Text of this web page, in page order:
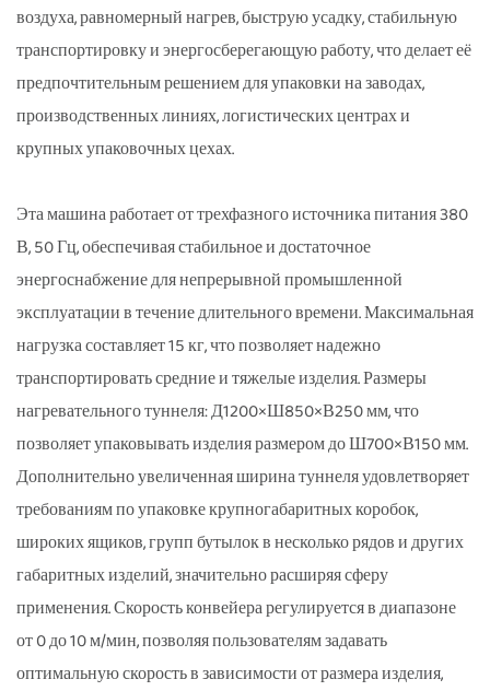
воздуха, равномерный нагрев, быструю усадку, стабильную
транспортировку и энергосберегающую работу, что делает её
предпочтительным решением для упаковки на заводах,
производственных линиях, логистических центрах и
крупных упаковочных цехах.
Эта машина работает от трехфазного источника питания 380
В, 50 Гц, обеспечивая стабильное и достаточное
энергоснабжение для непрерывной промышленной
эксплуатации в течение длительного времени. Максимальная
нагрузка составляет 15 кг, что позволяет надежно
транспортировать средние и тяжелые изделия. Размеры
нагревательного туннеля: Д1200×Ш850×В250 мм, что
позволяет упаковывать изделия размером до Ш700×В150 мм.
Дополнительно увеличенная ширина туннеля удовлетворяет
требованиям по упаковке крупногабаритных коробок,
широких ящиков, групп бутылок в несколько рядов и других
габаритных изделий, значительно расширяя сферу
применения. Скорость конвейера регулируется в диапазоне
от 0 до 10 м/мин, позволяя пользователям задавать
оптимальную скорость в зависимости от размера изделия,